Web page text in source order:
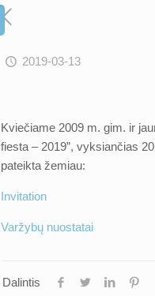
2019-03-13
Kviečiame 2009 m. gim. ir
fiesta – 2019”, vyksiančias
pateikta žemiau:
Invitation
Varžybų nuostatai
Dalintis